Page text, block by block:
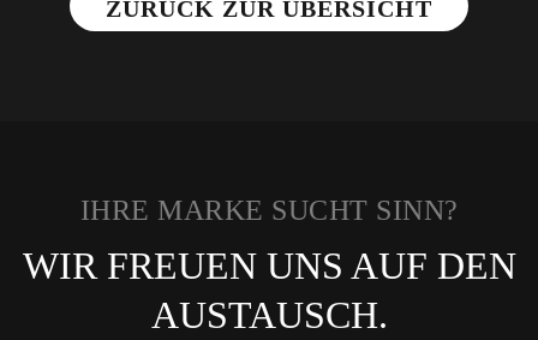
ZURÜCK ZUR ÜBERSICHT
IHRE MARKE SUCHT SINN?
WIR FREUEN UNS AUF DEN
AUSTAUSCH.